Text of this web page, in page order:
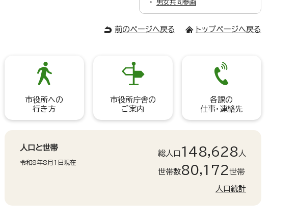
男女共同参画
前のページへ戻る トップページへ戻る
市役所への
行き方
市役所庁舎の
ご案内
各課の
仕事・連絡先
人口と世帯
令和8年8月1日現在
総人口 148,628 人
世帯数80,172世帯
人口統計